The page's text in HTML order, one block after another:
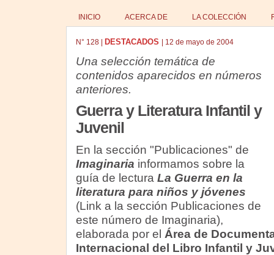
INICIO ACERCA DE LA COLECCIÓN
N° 128| DESTACADOS 12 de mayo de 2004
Una selección temática de
contenidos aparecidos en números
anteriores.
Guerra y Literatura Infantil y
Juvenil
En la sección "Publicaciones" de
Imaginaria informamos sobre la
guía de lectura La Guerra en la
literatura para niños y jóvenes
(Link a la sección Publicaciones de
este número de Imaginaria),
elaborada por el Área de
Internacional del Libro Infantil y